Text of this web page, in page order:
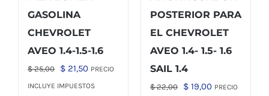
GASOLINA
CHEVROLET
AVEO 1.4-1.5-1.6
$25,00
El
precio
$ 21,50El
precio
PRECIO
INCLUYE IMPUESTOS
POSTERIOR PARA
EL CHEVROLET
AVEO 1.4- 1.5- 1.6
SAIL 1.4
$22,00
El
$ 19,00ElPRECIO